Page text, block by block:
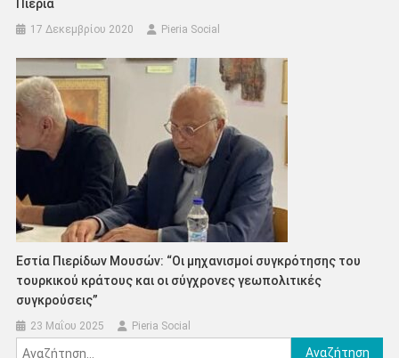
Πιερία
17 Δεκεμβρίου 2020 Pieria Social
Εστία Πιερίδων Μουσών: “Οι μηχανισμοί συγκρότησης του
τουρκικού κράτους και οι σύγχρονες γεωπολιτικές
συγκρούσεις”
23 Μαΐου 2025 Pieria Social
Αναζήτηση